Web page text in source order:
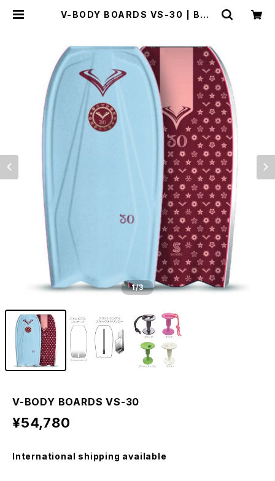
V-BODY BOARDS VS-30 | BUZ
1/3
V-BODY BOARDS VS-30
¥54,780
International shipping available